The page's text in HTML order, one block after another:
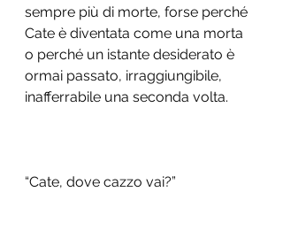
sempre più di morte, forse perché
Cate è diventata come una morta
o perché un istante desiderato è
ormai passato, irraggiungibile,
inafferrabile una seconda volta.
“Cate, dove cazzo vai?”